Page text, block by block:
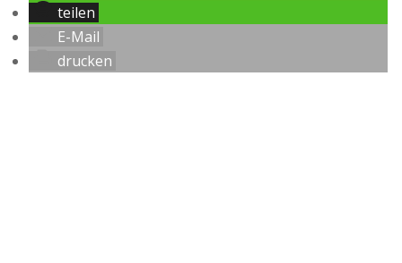
teilen
E-Mail
drucken